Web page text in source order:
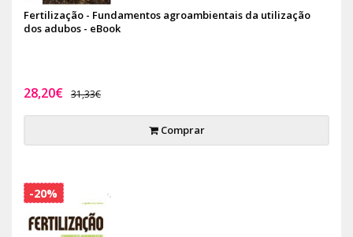
Fertilização - Fundamentos agroambientais da utilização
dos adubos - eBook
28,20€ 31,33€
Comprar
-20%